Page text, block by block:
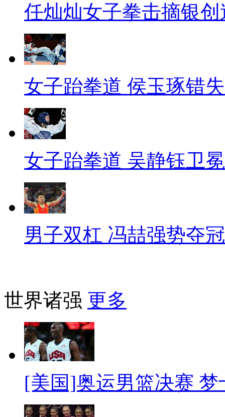
任灿灿女子拳击摘银
女子跆拳道 侯玉琢错
女子跆拳道 吴静钰卫冕
男子双杠 冯喆强势夺冠
世界诸强 更多
[美国]奥运男篮决赛